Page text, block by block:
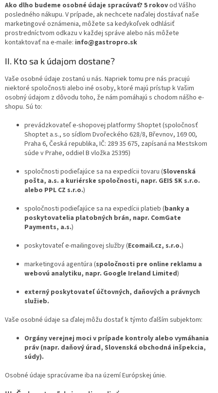
Ako dlho budeme osobné údaje spracúvať? 5 rokovod Vášho
posledného nákupu. V prípade, ak nechcete naďalej dostávať naše
marketingové oznámenia, môžete sa kedykoľvek odhlásiť
prostredníctvom odkazu v každej správe alebo nás môžete
kontaktovať na e-maile: info@gastropro.sk
II. Kto sa k údajom dostane?
Vaše osobné údaje zostanú u nás. Napriek tomu pre nás pracujú
niektoré spoločnosti alebo iné osoby, ktoré majú prístup k Vašim
osobný údajom z dôvodu toho, že nám pomáhajú s chodom nášho e-
shopu. Sú to:
prevádzkovateľ e-shopovej platformy Shoptet (spoločnosť
Shoptet a.s., so sídlom Dvořeckého 628/8, Břevnov, 169 00,
Praha 6, Česká republika, IČ: 289 35 675, zapísaná na Mestskom
súde v Prahe, oddiel B vložka 25395)
spoločnosti podieľajúce sa na expedícii tovaru (Slovenská
pošta, a.s. a kuriérske spoločnosti, napr. GEIS SK s.r.o.
alebo PPL CZ s.r.o.)
spoločnosti podieľajúce sa na expedícii platieb (banky a
poskytovatelia platobných brán, napr. ComGate
Payments, a.s.)
poskytovateľ e-mailingovej služby (Ecomail.cz, s.r.o.)
marketingová agentúra (spoločnosti pre online reklamu a
webovú analytiku, napr. Google Ireland Limited)
externý poskytovateľ účtovných, daňových a právnych
služieb.
Vaše osobné údaje sa ďalej môžu dostať k týmto ďalším subjektom:
Orgány verejnej moci v prípade kontroly alebo vymáhania
práv (napr. daňový úrad, Slovenská obchodná inšpekcia,
súdy).
Osobné údaje spracúvame iba na území Európskej únie.